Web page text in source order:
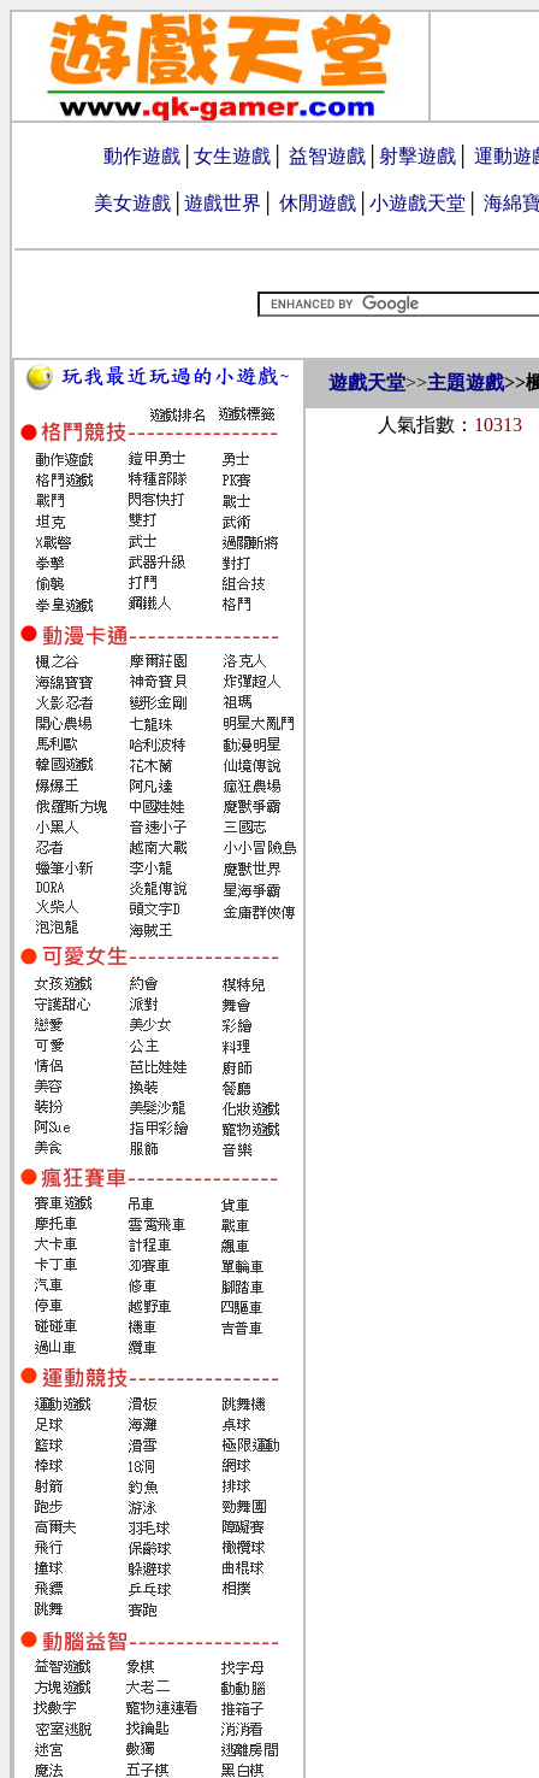
動作遊戲 女生遊戲 益智遊戲 射擊遊戲 運動遊
美女遊戲 遊戲世界 休閒遊戲 小遊戲天堂 海綿
遊戲天堂>>主題遊戲>>
人氣指數： 10313